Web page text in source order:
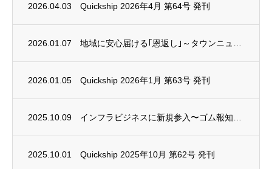
2026.04.03 Quickship 2026年4月 第64号 発刊
2026.01.07
2026.01.05 Quickship 2026年1月 第63号 発刊
2025.10.09
2025.10.01 Quickship 2025年10月 第62号 発刊